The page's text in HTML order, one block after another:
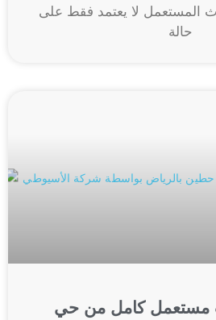
المستعمل لا يعتمد فقط على
حالة
مستعمل كامل من حي